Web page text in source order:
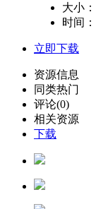
大小：
时间
立即下载
资源信息
同类热门
评论(0)
相关资源
下载